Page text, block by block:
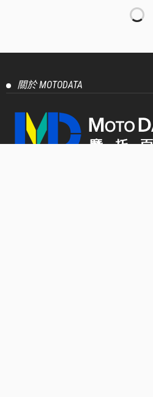
【官方新聞稿】
式開跑！歷年規模
PressRelease
CBR500R E-Clutch
【官方新聞稿】「